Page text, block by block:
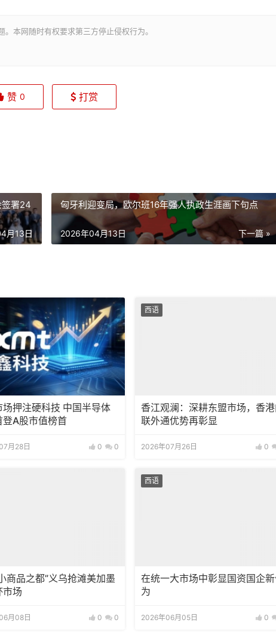
本网随时有权要求第三方停止侵权行为。
赞 0 打赏
签署24
月13日
匈牙利迎变局，欧尔班16年强人执政生涯画下句点
下一篇 »
2026年04月13日
场押注硬科技 中国半导体
登A股市值榜首
月28日 0 0
西语
香江观澜：深耕东盟市场，香
联外通优势再彰显
2026年07月26日 0
商品之都”义乌抢滩美加墨
市场
月08日 0 0
西语
在统一大市场中彰显国资国企
为
2026年06月05日 0